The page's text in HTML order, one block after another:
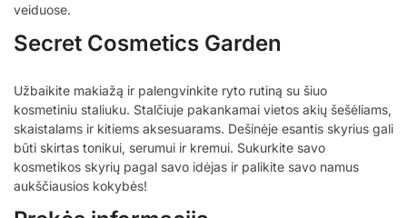
veiduose.
Secret Cosmetics Garden
Užbaikite makiažą ir palengvinkite ryto rutiną su šiuo
kosmetiniu staliuku. Stalčiuje pakankamai vietos akių šešėliams,
skaistalams ir kitiems aksesuarams. Dešinėje esantis skyrius gali
būti skirtas tonikui, serumui ir kremui. Sukurkite savo
kosmetikos skyrių pagal savo idėjas ir palikite savo namus
aukščiausios kokybės!